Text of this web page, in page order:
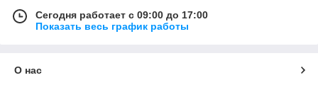
Сегодня работает с 09:00 до 17:00
Показать весь график работы
О нас